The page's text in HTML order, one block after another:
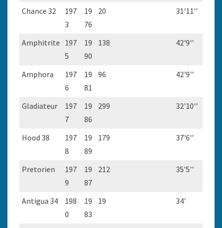
Chance 32
197
3
19
76
20 31'11''
Amphitrite 197
5
19
90
138 42'9''
Amphora
197
6
19
81
96 42'9''
Gladiateur
197
7
19
86
299 32'10''
Hood 38
197
8
19
89
179 37'6''
Pretorien
197
9
19
87
212 35'5''
Antigua 34
198
0
19
83
19 34'